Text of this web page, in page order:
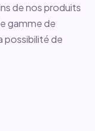
de nos produits
gamme de
possibilité de